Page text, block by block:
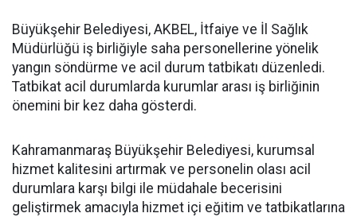
Büyükşehir Belediyesi, AKBEL, İtfaiye ve İl Sağlık
Müdürlüğü iş birliğiyle saha personellerine yönelik
yangın söndürme ve acil durum tatbikatı düzenledi.
Tatbikat acil durumlarda kurumlar arası iş birliğinin
önemini bir kez daha gösterdi.
Kahramanmaraş Büyükşehir Belediyesi, kurumsal
hizmet kalitesini artırmak ve personelin olası acil
durumlara karşı bilgi ile müdahale becerisini
geliştirmek amacıyla hizmet içi eğitim ve tatbikatlarına